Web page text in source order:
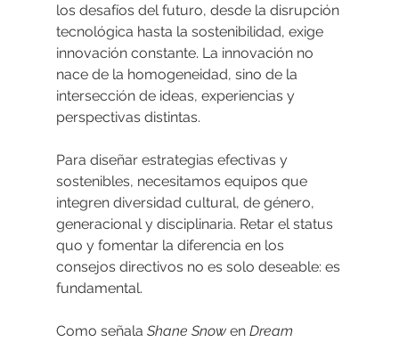
los desafíos del futuro, desde la disrupción
tecnológica hasta la sostenibilidad, exige
innovación constante. La innovación no
nace de la homogeneidad, sino de la
intersección de ideas, experiencias y
perspectivas distintas.
Para diseñar estrategias efectivas y
sostenibles, necesitamos equipos que
integren diversidad cultural, de género,
generacional y disciplinaria. Retar el status
quo y fomentar la diferencia en los
consejos directivos no es solo deseable: es
fundamental.
Como señala Shane Snow en Dream